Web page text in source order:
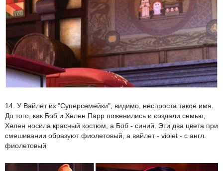
14. У Вайлет из "Суперсемейки", видимо, неспроста такое имя.
До того, как Боб и Хелен Парр поженились и создали семью,
Хелен носила красный костюм, а Боб - синий. Эти два цвета при
смешивании образуют фиолетовый, а вайлет - violet - с англ.
фиолетовый